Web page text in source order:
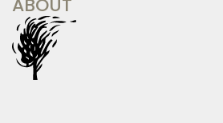
ABOUT